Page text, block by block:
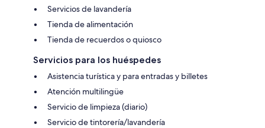
Servicios de lavandería
Tienda de alimentación
Tienda de recuerdos o quiosco
Servicios para los huéspedes
Asistencia turística y para entradas y billetes
Atención multilingüe
Servicio de limpieza (diario)
Servicio de tintorería/lavandería